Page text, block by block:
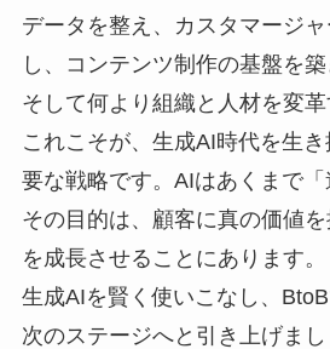
データを整え、カスタマージ
し、コンテンツ制作の基盤を築
そして何より組織と人材を変革
これこそが、生成AI時代を生
要な戦略です。AIはあくまで「
その目的は、顧客に真の価値
を成長させることにあります。
生成AIを賢く使いこなし、
次のステージへと引き上げまし